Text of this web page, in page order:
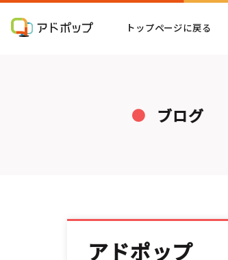
トップページに戻る
ブログ
アドポップ